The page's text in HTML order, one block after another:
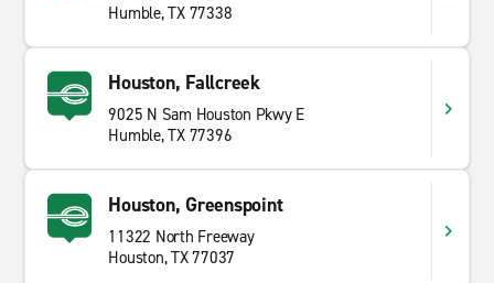
Humble, TX 77338
Houston, Fallcreek
9025 N Sam Houston Pkwy E
Humble, TX 77396
Houston, Greenspoint
11322 North Freeway
Houston, TX 77037